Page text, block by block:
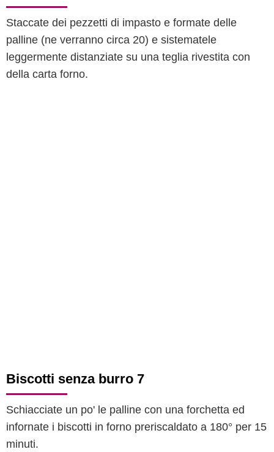
Staccate dei pezzetti di impasto e formate delle
palline (ne verranno circa 20) e sistematele
leggermente distanziate su una teglia rivestita con
della carta forno.
Biscotti senza burro 7
Schiacciate un po' le palline con una forchetta ed
infornate i biscotti in forno preriscaldato a 180° per 15
minuti.